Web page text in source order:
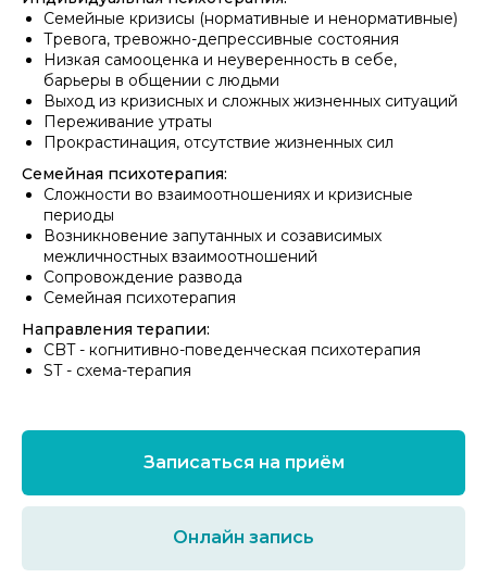
Семейные кризисы (нормативные и ненормативные)
Тревога, тревожно-депрессивные состояния
Низкая самооценка и неуверенность в себе,
барьеры в общении с людьми
Выход из кризисных и сложных жизненных ситуаций
Переживание утраты
Прокрастинация, отсутствие жизненных сил
Семейная психотерапия:
Сложности во взаимоотношениях и кризисные
периоды
Возникновение запутанных и созависимых
межличностных взаимоотношений
Сопровождение развода
Семейная психотерапия
Направления терапии:
CBT - когнитивно-поведенческая психотерапия
ST - схема-терапия
Записаться на приём
Онлайн запись